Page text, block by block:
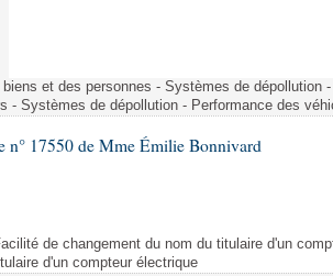
des lois
des lois
sociale
et orales
des débats
et des personnes - Systèmes de dépollution
- Systèmes de dépollution - Performance des
n° 17550 de Mme Émilie Bonnivard
de changement du nom du titulaire d'un
d'un compteur électrique